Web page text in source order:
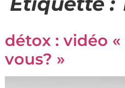
détox : vidéo
vous? »
contact
Obtenez
gratuitement
mon
"BONS